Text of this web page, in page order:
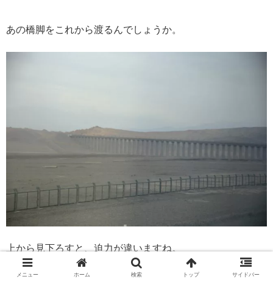
あの橋脚をこれから渡るんでしょうか。
上から見下ろすと、迫力が違いますね。
メニュー ホーム 検索 トップ サイドバー